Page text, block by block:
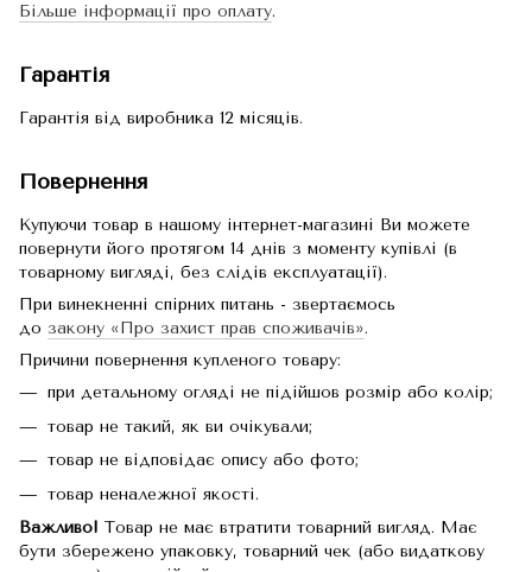
Більше інформації про оплату.
Гарантія
Гарантія від виробника 12 місяців.
Повернення
Купуючи товар в нашому інтернет-магазині Ви можете
повернути його протягом 14 днів з моменту купівлі (в
товарному вигляді, без слідів експлуатації).
При винекненні спірних питань - звертаємось
до закону «Про захист прав споживачів».
Причини повернення купленого товару:
при детальному огляді не підійшов розмір або колір;
товар не такий, як ви очікували;
товар не відповідає опису або фото;
товар неналежної якості.
Важливо! Товар не має втратити товарний вигляд. Має
бути збережено упаковку, товарний чек (або видаткову